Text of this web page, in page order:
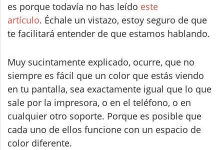
es porque todavía no has leído este
artículo. Échale un vistazo, estoy seguro de que
te facilitará entender de que estamos hablando.
Muy sucintamente explicado, ocurre, que no
siempre es fácil que un color que estás viendo
en tu pantalla, sea exactamente igual que lo que
sale por la impresora, o en el teléfono, o en
cualquier otro soporte. Porque es posible que
cada uno de ellos funcione con un espacio de
color diferente.